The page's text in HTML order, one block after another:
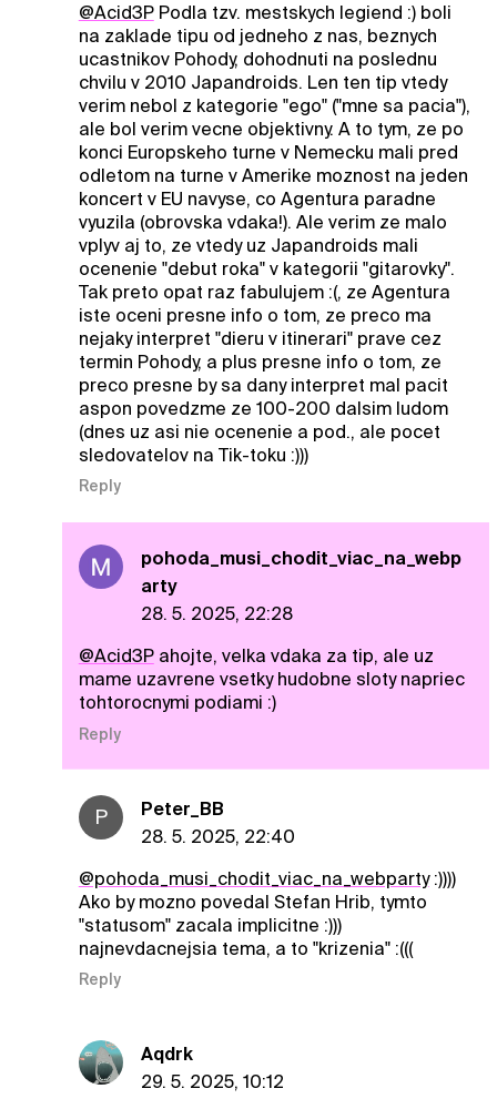
@Acid3PPodla tzv. mestskych legiend :) boli
na zaklade tipu od jedneho z nas, beznych
ucastnikov Pohody, dohodnuti na poslednu
chvilu v 2010 Japandroids. Len ten tip vtedy
verim nebol z kategorie "ego" ("mne sa pacia"),
ale bol verim vecne objektivny. A to tym, ze po
konci Europskeho turne v Nemecku mali pred
odletom na turne v Amerike moznost na jeden
koncert v EU navyse, co Agentura paradne
vyuzila (obrovska vdaka!). Ale verim ze malo
vplyv aj to, ze vtedy uz Japandroids mali
ocenenie "debut roka" v kategorii "gitarovky".
Tak preto opat raz fabulujem :(, ze Agentura
iste oceni presne info o tom, ze preco ma
nejaky interpret "dieru v itinerari" prave cez
termin Pohody, a plus presne info o tom, ze
preco presne by sa dany interpret mal pacit
aspon povedzme ze 100-200 dalsim ludom
(dnes uz asi nie ocenenie a pod., ale pocet
sledovatelov na Tik-toku :)))
Reply
pohoda_musi_chodit_viac_na_webp
arty
28. 5. 2025, 22:28
@Acid3Pahojte, velka vdaka za tip, ale uz
mame uzavrene vsetky hudobne sloty napriec
tohtorocnymi podiami :)
Reply
P
Peter_BB
28. 5. 2025, 22:40
@pohoda_musi_chodit_viac_na_webparty:))))
Ako by mozno povedal Stefan Hrib, tymto
"statusom" zacala implicitne :)))
najnevdacnejsia tema, a to "krizenia" :(((
Reply
Aqdrk
29. 5. 2025, 10:12